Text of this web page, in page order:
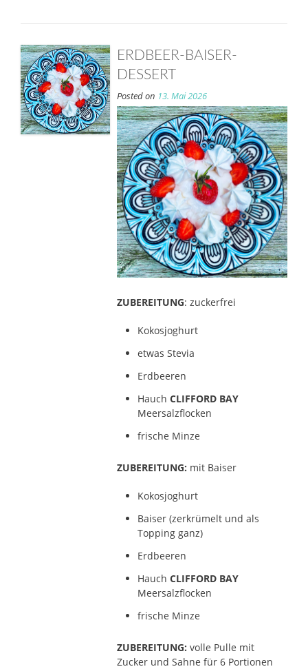
ERDBEER-BAISER-
DESSERT
Posted on 13. Mai 2026
ZUBEREITUNG: zuckerfrei
Kokosjoghurt
etwas Stevia
Erdbeeren
Hauch CLIFFORD BAY
Meersalzflocken
frische Minze
ZUBEREITUNG: mit Baiser
Kokosjoghurt
Baiser (zerkrümelt und als
Topping ganz)
Erdbeeren
Hauch CLIFFORD BAY
Meersalzflocken
frische Minze
ZUBEREITUNG: volle Pulle mit
Zucker und Sahne für 6 Portionen